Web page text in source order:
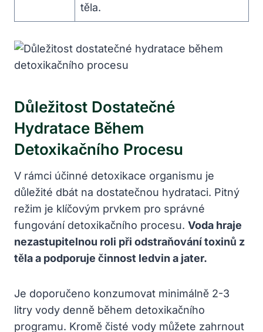
těla.
Důležitost Dostatečné
Hydratace Během
Detoxikačního Procesu
V rámci účinné detoxikace organismu je
důležité dbát na dostatečnou hydrataci. Pitný
režim je klíčovým prvkem pro správné
fungování detoxikačního procesu. Voda hraje
nezastupitelnou roli při odstraňování toxinů z
těla a podporuje činnost ledvin a jater.
Je doporučeno konzumovat minimálně 2-3
litry vody denně během detoxikačního
programu. Kromě čisté vody můžete zahrnout